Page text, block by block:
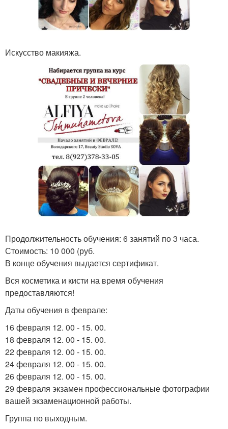
Искусство макияжа.
Продолжительность обучения: 6 занятий по 3 часа.
Стоимость: 10 000 (руб.
В конце обучения выдается сертификат.
Вся косметика и кисти на время обучения
предоставляются!
Даты обучения в феврале:
16 февраля 12. 00 - 15. 00.
18 февраля 12. 00 - 15. 00.
22 февраля 12. 00 - 15. 00.
24 февраля 12. 00 - 15. 00.
26 февраля 12. 00 - 15. 00.
29 февраля экзамен профессиональные фотографии
вашей экзаменационной работы.
Группа по выходным.